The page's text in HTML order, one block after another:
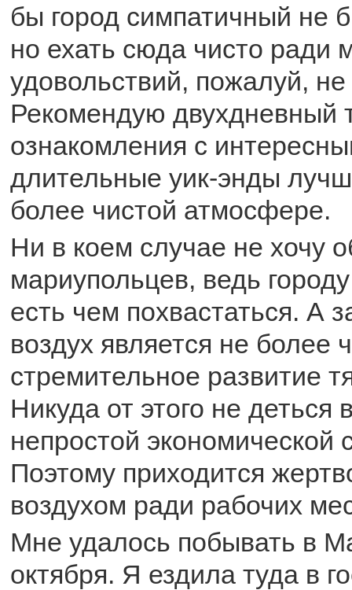
бы город симпатичный не
но ехать сюда чисто ради
удовольствий, пожалуй, не
Рекомендую двухдневный
ознакомления с
длительные уик-энды
более чистой атмосфере.
Ни в коем случае не хочу
мариупольцев, ведь
есть чем похвастаться. А
воздух является не более
стремительное развитие
Никуда от этого не
непростой экономической
Поэтому приходится
воздухом ради рабочих
Мне удалось побывать в
октября. Я ездила туда в